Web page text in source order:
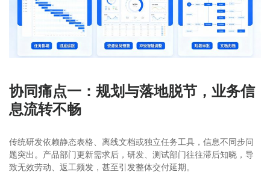
协同痛点一：规划与落地脱节，业务信
息流转不畅
传统研发依赖静态表格、离线文档或独立任务工具，信息不同步问
题突出。产品部门更新需求后，研发、测试部门往往滞后知晓，导
致无效劳动、返工频发，甚至引发整体交付延期。